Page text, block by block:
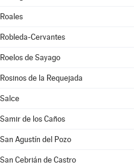
Roales
Robleda-Cervantes
Roelos de Sayago
Rosinos de la Requejada
Salce
Samir de los Caños
San Agustín del Pozo
San Cebrián de Castro